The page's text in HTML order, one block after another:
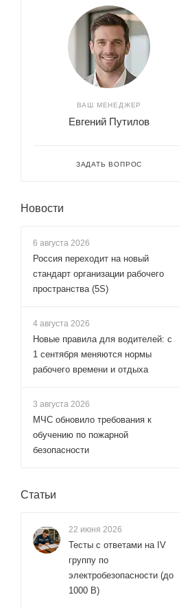
ВАШ МЕНЕДЖЕР
Евгений Путилов
ЗАДАТЬ ВОПРОС
Новости
6 августа 2026
Россия переходит на новый
стандарт организации рабочего
пространства (5S)
4 августа 2026
Новые правила для водителей: с
1 сентября меняются нормы
рабочего времени и отдыха
3 августа 2026
МЧС обновило требования к
обучению по пожарной
безопасности
Статьи
22 июня 2026
Тесты с ответами на IV
группу по
электробезопасности (до
1000 В)